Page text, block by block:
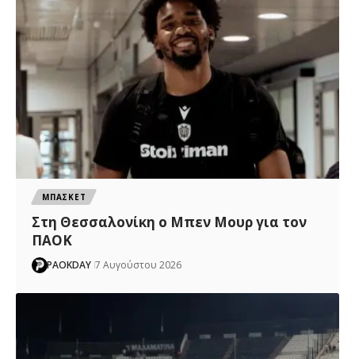
ΜΠΑΣΚΕΤ
Στη Θεσσαλονίκη ο Μπεν Μουρ για τον
ΠΑΟΚ
PAOKDAY 7 Αυγούστου 2026